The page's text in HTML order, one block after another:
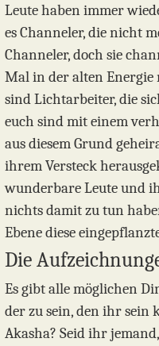
Leute haben immer
es Channeler, die nicht
Channeler, doch sie
Mal in der alten Energie
sind Lichtarbeiter, die
euch sind mit einem
aus diesem Grund
ihrem Versteck
wunderbare Leute und
nichts damit zu tun
Ebene diese
Die
Es gibt alle möglichen
der zu sein, den ihr sein
Akasha? Seid ihr